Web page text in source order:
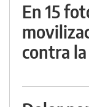
En 15
contra